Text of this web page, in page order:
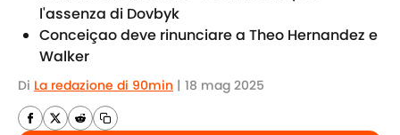
l'assenza di Dovbyk
Conceiçao deve rinunciare a Theo Hernandez e
Walker
Di La redazione di 90min | 18 mag 2025